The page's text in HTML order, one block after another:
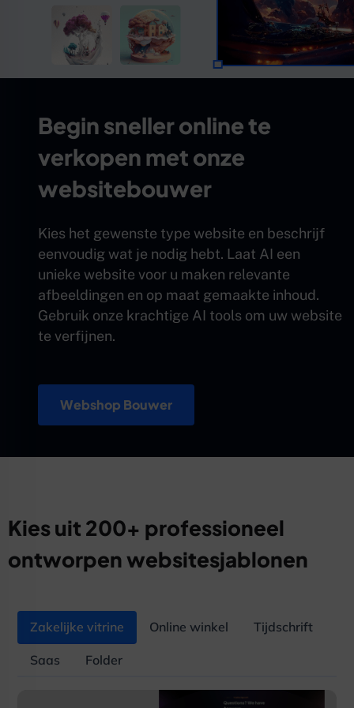
Begin sneller online te
verkopen met onze
websitebouwer
Kies het gewenste type website en beschrijf
eenvoudig wat je nodig hebt. Laat AI een
unieke website voor u maken relevante
afbeeldingen en op maat gemaakte inhoud.
Gebruik onze krachtige AI tools om uw website
te verfijnen.
Webshop Bouwer
Kies uit 200+ professioneel
ontworpen websitesjablonen
Zakelijke vitrine Online winkel Tijdschrift
Saas Folder